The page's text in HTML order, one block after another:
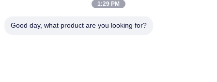
0086-18688885859
1:29 PM
Good day, what product are you looking for?